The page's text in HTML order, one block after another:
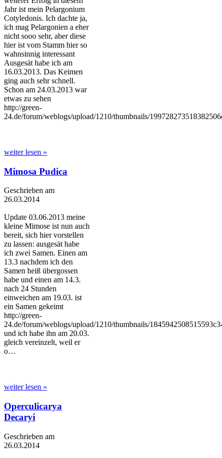
Jahr ist mein Pelargonium
Cotyledonis. Ich dachte ja,
ich mag Pelargonien a eher
nicht sooo sehr, aber diese
hier ist vom Stamm hier so
wahnsinnig interessant
Ausgesät habe ich am
16.03.2013. Das Keimen
ging auch sehr schnell.
Schon am 24.03.2013 war
etwas zu sehen
http://green-
24.de/forum/weblogs/upload/1210/thumbnails/
weiter lesen »
Mimosa Pudica
Geschrieben am
26.03.2014
Update 03.06.2013 meine
kleine Mimose ist nun auch
bereit, sich hier vorstellen
zu lassen: ausgesät habe
ich zwei Samen. Einen am
13.3 nachdem ich den
Samen heiß übergossen
habe und einen am 14.3.
nach 24 Stunden
einweichen am 19.03. ist
ein Samen gekeimt
http://green-
24.de/forum/weblogs/upload/1210/thumbnails/
und ich habe ihn am 20.03.
gleich vereinzelt, weil er
o…
weiter lesen »
Operculicarya
Decaryi
Geschrieben am
26.03.2014